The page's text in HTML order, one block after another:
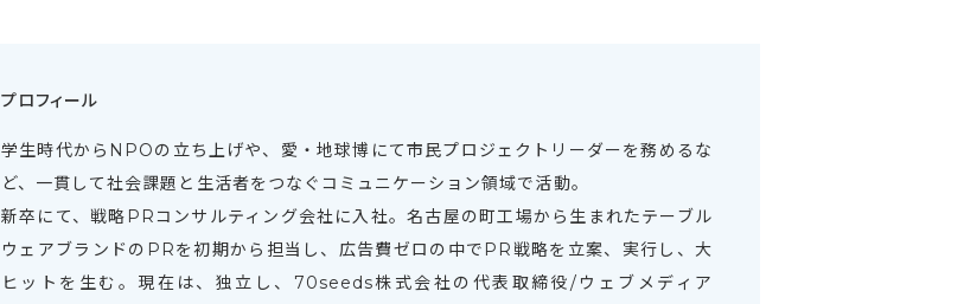
プロフィール
学生時代からNPOの立ち上げや、愛・地球博にて市民プロジェクトリーダーを務めるな
ど、一貫して社会課題と生活者をつなぐコミュニケーション領域で活動。
新卒にて、戦略PRコンサルティング会社に入社。名古屋の町工場から生まれたテーブル
ウェアブランドのPRを初期から担当し、広告費ゼロの中でPR戦略を立案、実行し、大
ヒットを生む。現在は、独立し、70seeds株式会社の代表取締役/ウェブメディア